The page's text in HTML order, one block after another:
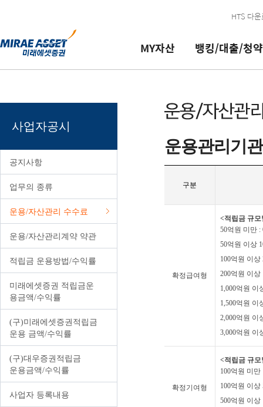
HTS 다
MY자산 뱅킹/대출/청약
뱅킹/대출/
청약
금융상품
ELS/DLS/ETN/ELW
연금자산
개인연금매매
MY퇴직연금
로그인필요
퇴직연금/IRP관리
투자정보
종목서베이
코넥스 기업현황 보고서 및 기타
서비스 신청/
변경
매매신청/해지
서비스신청/관리
국내/해외파생상품 모의거래
이용안내/
문의
투자상담
영업점/업무시간/방문판매인력
PC보안프로그램
사업자공시
공지사항
업무의 종류
운용/자산관리 수수료
운용/자산관리계약 약관
적립금 운용방법/수익률
미래에셋증권 적립금운
용금액/수익률
(구)미래에셋증권적립금
운용 금액/수익률
(구)대우증권적립금
운용금액/수익률
사업자 등록내용
운용관리기
구분
확정급여형
<적립금 규
50억원 미만 :
50억원 이상
100억원 이상
200억원 이상
1,000억원 이
1,500억원 이
2,000억원 이
3,000억원 이
확정기여형
<적립금 규
100억원 미만
100억원 이상
500억원 이상